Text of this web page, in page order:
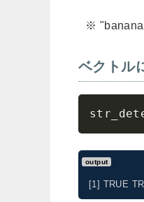
ベクトル
output
[1] TRUE